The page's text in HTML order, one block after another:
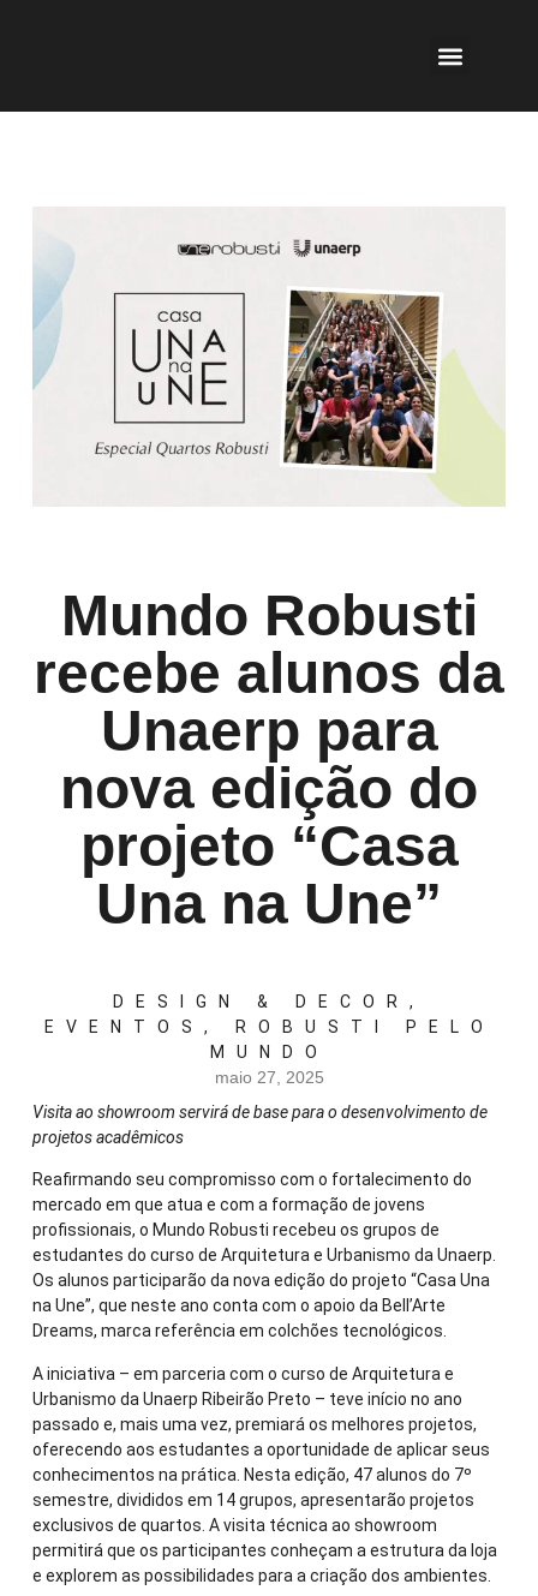
Mundo Robusti
recebe alunos da
Unaerp para
nova edição do
projeto “Casa
Una na Une”
DESIGN & DECOR ,
EVENTOS ,
ROBUSTI PELO
MUNDO
maio 27, 2025
Visita ao showroom servirá de base para o desenvolvimento de
projetos acadêmicos
Reafirmando seu compromisso com o fortalecimento do
mercado em que atua e com a formação de jovens
profissionais, o Mundo Robusti recebeu os grupos de
estudantes do curso de Arquitetura e Urbanismo da Unaerp.
Os alunos participarão da nova edição do projeto “Casa Una
na Une”, que neste ano conta com o apoio da Bell’Arte
Dreams, marca referência em colchões tecnológicos.
A iniciativa – em parceria com o curso de Arquitetura e
Urbanismo da Unaerp Ribeirão Preto – teve início no ano
passado e, mais uma vez, premiará os melhores projetos,
oferecendo aos estudantes a oportunidade de aplicar seus
conhecimentos na prática. Nesta edição, 47 alunos do 7º
semestre, divididos em 14 grupos, apresentarão projetos
exclusivos de quartos. A visita técnica ao showroom
permitirá que os participantes conheçam a estrutura da loja
e explorem as possibilidades para a criação dos ambientes.